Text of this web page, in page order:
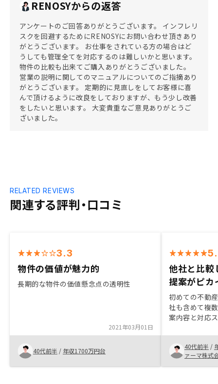
RENOSYからの返答
アンケートのご回答ありがとうございます。 インフレリ
スクを回避するためにRENOSYにお問い合わせ頂きあり
がとうございます。 お仕事をされている方の場合はど
うしても管理全てを対応するのは難しいかと思います。
物件の比較も出来てご購入ありがとうございました。
営業の説明に関してのマニュアルについてのご指摘あり
がとうございます。 定期的に見直しをしてお客様に喜
んで頂けるように改良をしておりますが、もう少し改善
をしたいと思います。 大変貴重なご意見ありがとうご
ざいました。
関連する評判・口コミ
RELATED REVIEWS
3.3
物件の価値が魅力的
長期的な物件の価値懸念点の透明性
2021年03月01日
40代前半 / 年収1700万円台
他社と比較
提案がピカ
初めての不動
社も含めて複
案内容と対応
社の話を聞く
であることが
もパートナー
いきたいと思
40代前半 /
ァーマ株式